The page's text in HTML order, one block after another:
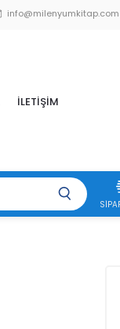
info@milenyumkitap.com
İLETİŞİM